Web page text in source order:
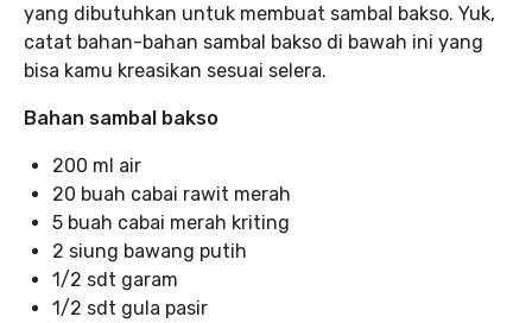
yang dibutuhkan untuk membuat sambal bakso. Yuk,
catat bahan-bahan sambal bakso di bawah ini yang
bisa kamu kreasikan sesuai selera.
Bahan sambal bakso
200 ml air
20 buah cabai rawit merah
5 buah cabai merah kriting
2 siung bawang putih
1/2 sdt garam
1/2 sdt gula pasir